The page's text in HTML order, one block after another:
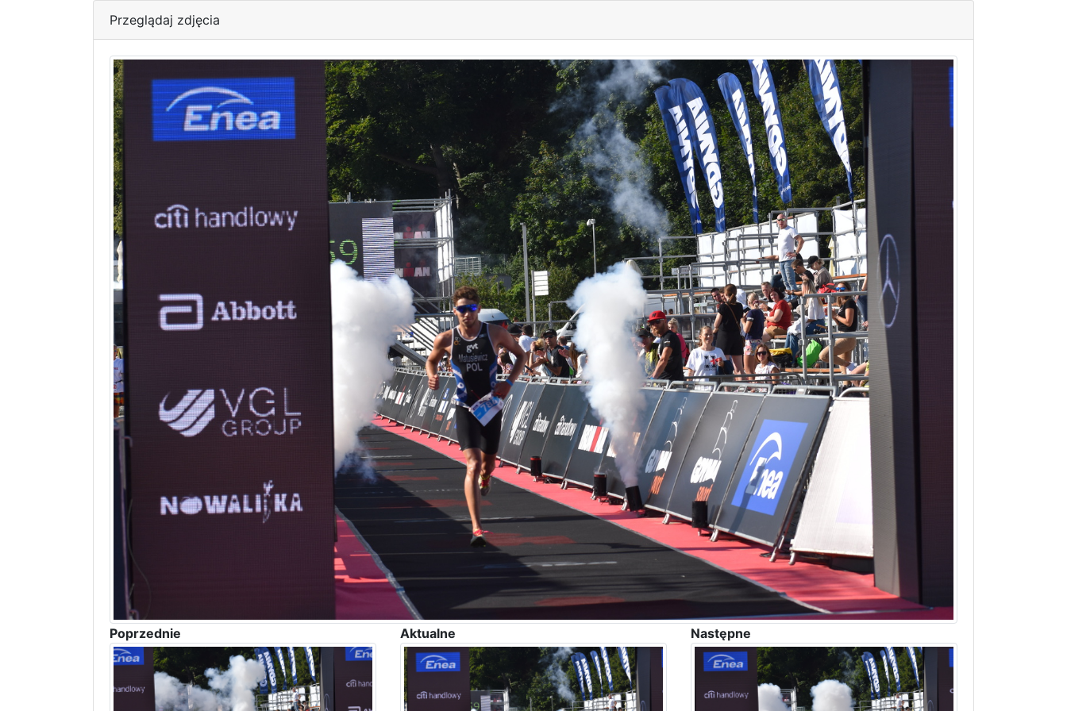
Przeglądaj zdjęcia
Poprzednie Aktualne Następne